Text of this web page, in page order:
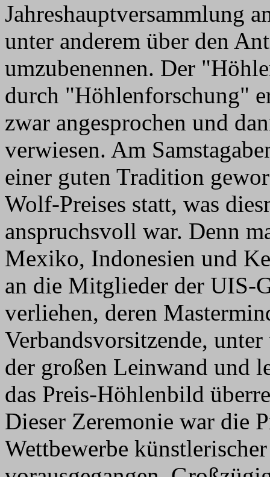
Jahreshauptversammlung
unter anderem über den
umzubenennen. Der
durch "Höhlenforschung"
zwar angesprochen und
verwiesen. Am
einer guten Tradition
Wolf-Preises statt, was
anspruchsvoll war. Denn
Mexiko, Indonesien und
an die Mitglieder der UIS-
verliehen, deren
Verbandsvorsitzende,
der großen Leinwand und
das Preis-Höhlenbild
Dieser Zeremonie war die
Wettbewerbe